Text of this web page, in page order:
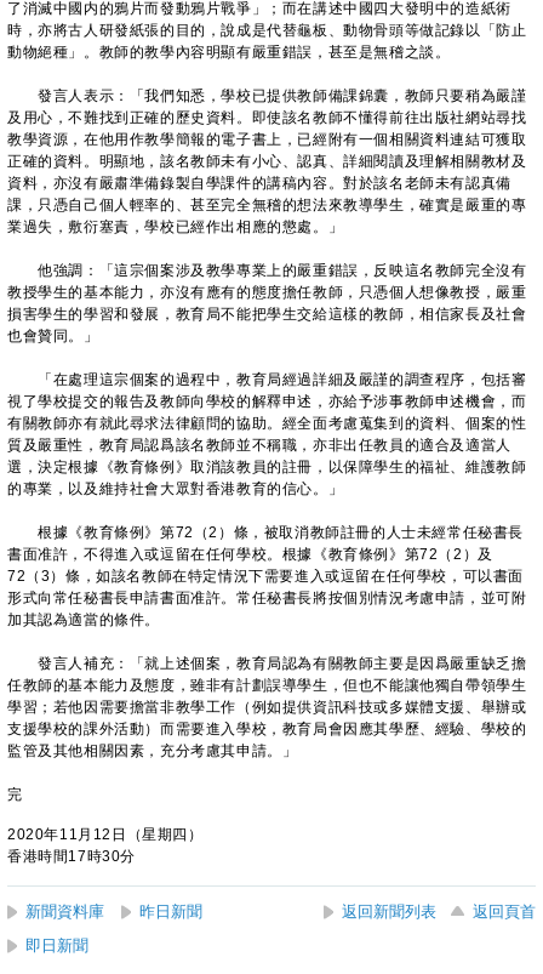
了消滅中國内的鴉片而發動鴉片戰爭」；而在講述中國四大發明中的造紙術
時，亦將古人研發紙張的目的，說成是代替龜板、動物骨頭等做記錄以「防止
動物絕種」。教師的教學內容明顯有嚴重錯誤，甚至是無稽之談。
發言人表示：「我們知悉，學校已提供教師備課錦囊，教師只要稍為嚴謹
及用心，不難找到正確的歷史資料。即使該名教師不懂得前往出版社網站尋找
教學資源，在他用作教學簡報的電子書上，已經附有一個相關資料連結可獲取
正確的資料。明顯地，該名教師未有小心、認真、詳細閱讀及理解相關教材及
資料，亦沒有嚴肅準備錄製自學課件的講稿內容。對於該名老師未有認真備
課，只憑自己個人輕率的、甚至完全無稽的想法來教導學生，確實是嚴重的專
業過失，敷衍塞責，學校已經作出相應的懲處。」
他強調：「這宗個案涉及教學專業上的嚴重錯誤，反映這名教師完全沒有
教授學生的基本能力，亦沒有應有的態度擔任教師，只憑個人想像教授，嚴重
損害學生的學習和發展，教育局不能把學生交給這樣的教師，相信家長及社會
也會贊同。」
「在處理這宗個案的過程中，教育局經過詳細及嚴謹的調查程序，包括審
視了學校提交的報告及教師向學校的解釋申述，亦給予涉事教師申述機會，而
有關教師亦有就此尋求法律顧問的協助。經全面考慮蒐集到的資料、個案的性
質及嚴重性，教育局認爲該名教師並不稱職，亦非出任教員的適合及適當人
選，決定根據《教育條例》取消該教員的註冊，以保障學生的福祉、維護教師
的專業，以及維持社會大眾對香港教育的信心。」
根據《教育條例》第72（2）條，被取消教師註冊的人士未經常任秘書長
書面准許，不得進入或逗留在任何學校。根據《教育條例》第72（2）及
72（3）條，如該名教師在特定情況下需要進入或逗留在任何學校，可以書面
形式向常任秘書長申請書面准許。常任秘書長將按個別情況考慮申請，並可附
加其認為適當的條件。
發言人補充：「就上述個案，教育局認為有關教師主要是因爲嚴重缺乏擔
任教師的基本能力及態度，雖非有計劃誤導學生，但也不能讓他獨自帶領學生
學習；若他因需要擔當非教學工作（例如提供資訊科技或多媒體支援、舉辦或
支援學校的課外活動）而需要進入學校，教育局會因應其學歷、經驗、學校的
監管及其他相關因素，充分考慮其申請。」
完
2020年11月12日（星期四）
香港時間17時30分
新聞資料庫 昨日新聞 返回新聞列表
返回頁首
即日新聞